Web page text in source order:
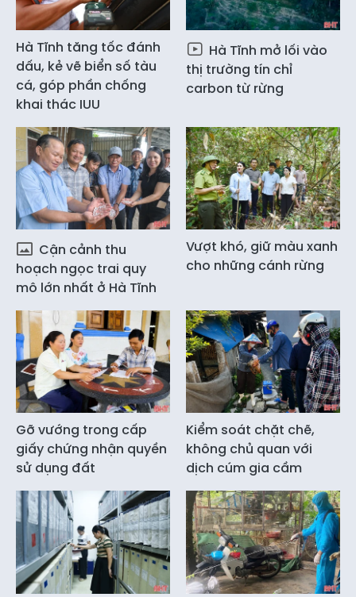
Hà Tĩnh tăng tốc đánh
dấu, kẻ vẽ biển số tàu
cá, góp phần chống
khai thác IUU
Hà Tĩnh mở lối vào
thị trường tín chỉ
carbon từ rừng
Cận cảnh thu
hoạch ngọc trai quy
mô lớn nhất ở Hà Tĩnh
Vượt khó, giữ màu xanh
cho những cánh rừng
Gỡ vướng trong cấp
giấy chứng nhận quyền
sử dụng đất
Kiểm soát chặt chẽ,
không chủ quan với
dịch cúm gia cầm